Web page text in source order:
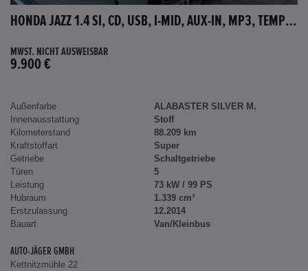
HONDA JAZZ 1.4 SI, CD, USB, I-MID, AUX-IN, MP3, TEMPOMAT
MWST. NICHT AUSWEISBAR
9.900 €
Außenfarbe
ALABASTER SILVER M.
Innenausstattung
Stoff
Kilometerstand
88.209 km
Kraftstoffart
Super
Getriebe
Schaltgetriebe
Türen
5
Leistung
73 kW / 99 PS
Hubraum
1.339 cm³
Erstzulassung
12.2014
Bauart
Van/Kleinbus
AUTO-JÄGER GMBH
Kettnitzmühle 22